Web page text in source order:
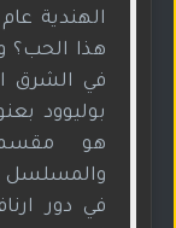
هذا الحب؟
في الشرق
بوليوود
هو مقسم
والمسلسل
في دور